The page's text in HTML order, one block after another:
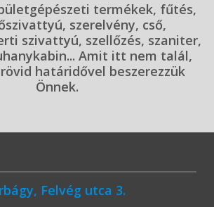
termékek, fűtés,
szerelvény, cső,
szivattyú, szellőzés, szaniter,
Amit itt nem talál,
határidővel beszerezzük
Önnek.
Felvég utca 3.